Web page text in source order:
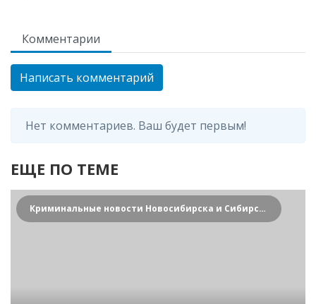
Комментарии
Написать комментарий
Нет комментариев. Ваш будет первым!
ЕЩЕ ПО ТЕМЕ
Криминальные новости Новосибирска и Сибирского региона